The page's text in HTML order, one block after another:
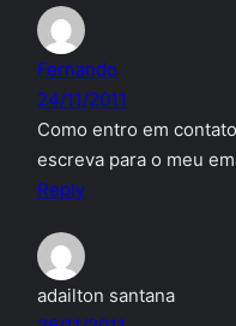
Fernando
24/11/2011
Como entro em
escreva para o meu
Reply
adailton santana